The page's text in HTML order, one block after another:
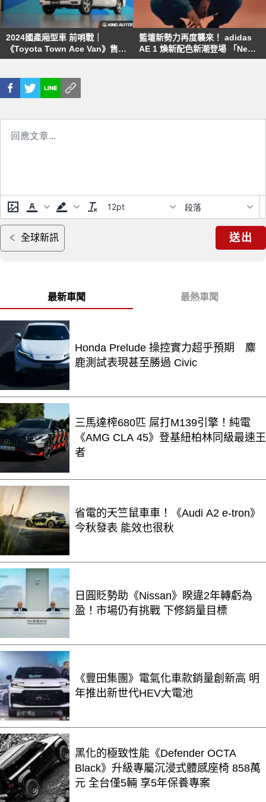
2024國產廂型車 前哨戰｜
《Toyota Town Ace Van》售價
調漲 《中華菱利》今年大改款
籃壇新勢力再度襲來！ adidas
AE 1 煥新配色新潮登場 「New
Wave深藍新潮」、「Best Of
12pt 段落
全球新訊 送出
最新車聞 最熱車聞
Honda Prelude 操控實力超乎預期 麋
鹿測試表現甚至勝過 Civic
三馬達榨680匹 屌打M139引擎！純電
《AMG CLA 45》登基紐柏林同級最速王
者
省電的天竺鼠車車！《Audi A2 e-tron》
今秋發表 能效也很秋
日圓貶勢助《Nissan》睽違2年轉虧為
盈！市場仍有挑戰 下修銷量目標
《豐田集團》電氣化車款銷量創新高 明
年推出新世代HEV大電池
黑化的極致性能《Defender OCTA
Black》升級專屬沉浸式體感座椅 858萬
元 全台僅5輛 享5年保養專案